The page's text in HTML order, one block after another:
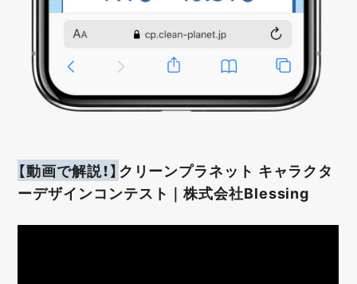
【動画で解説！】クリーンプラネット キャラクタ
ーデザインコンテスト｜株式会社Blessing